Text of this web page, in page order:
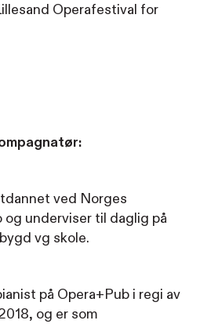
Operafestival for
ved Norges
underviser til daglig på
vg skole.
på Opera+Pub i regi av
og er som